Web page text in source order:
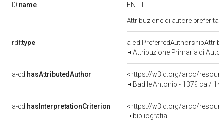
l0:name EN
IT
Attribuzione di autore
rdf:type
a-
Attribuzione Primaria di
a-cd:hasAttributedAuthor
<https://w3id.org/arco/
Badile Antonio - 1379 ca./
a-cd:hasInterpretationCriterion
<https://w3id.org/arco/
bibliografia